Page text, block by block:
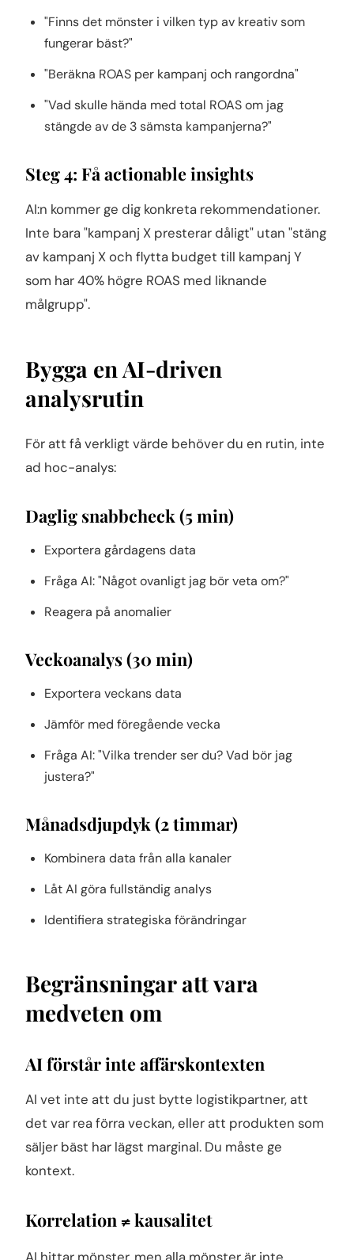
"Finns det mönster i vilken typ av kreativ som
fungerar bäst?"
"Beräkna ROAS per kampanj och rangordna"
"Vad skulle hända med total ROAS om jag
stängde av de 3 sämsta kampanjerna?"
Steg 4: Få actionable insights
AI:n kommer ge dig konkreta rekommendationer.
Inte bara "kampanj X presterar dåligt" utan "stäng
av kampanj X och flytta budget till kampanj Y
som har 40% högre ROAS med liknande
målgrupp".
Bygga en AI-driven
analysrutin
För att få verkligt värde behöver du en rutin, inte
ad hoc-analys:
Daglig snabbcheck (5 min)
Exportera gårdagens data
Fråga AI: "Något ovanligt jag bör veta om?"
Reagera på anomalier
Veckoanalys (30 min)
Exportera veckans data
Jämför med föregående vecka
Fråga AI: "Vilka trender ser du? Vad bör jag
justera?"
Månadsdjupdyk (2 timmar)
Kombinera data från alla kanaler
Låt AI göra fullständig analys
Identifiera strategiska förändringar
Begränsningar att vara
medveten om
AI förstår inte affärskontexten
AI vet inte att du just bytte logistikpartner, att
det var rea förra veckan, eller att produkten som
säljer bäst har lägst marginal. Du måste ge
kontext.
Korrelation ≠ kausalitet